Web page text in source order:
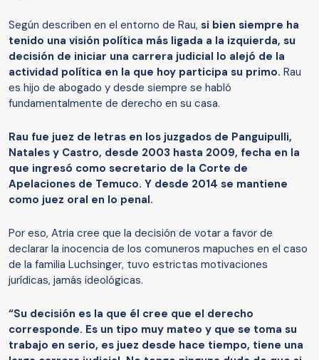
Según describen en el entorno de Rau, si bien siempre ha
tenido una visión política más ligada a la izquierda, su
decisión de iniciar una carrera judicial lo alejó de la
actividad política en la que hoy participa su primo. Rau
es hijo de abogado y desde siempre se habló
fundamentalmente de derecho en su casa.
Rau fue juez de letras en los juzgados de Panguipulli,
Natales y Castro, desde 2003 hasta 2009, fecha en la
que ingresó como secretario de la Corte de
Apelaciones de Temuco. Y desde 2014 se mantiene
como juez oral en lo penal.
Por eso, Atria cree que la decisión de votar a favor de
declarar la inocencia de los comuneros mapuches en el caso
de la familia Luchsinger, tuvo estrictas motivaciones
jurídicas, jamás ideológicas.
“Su decisión es la que él cree que el derecho
corresponde. Es un tipo muy mateo y que se toma su
trabajo en serio, es juez desde hace tiempo, tiene una